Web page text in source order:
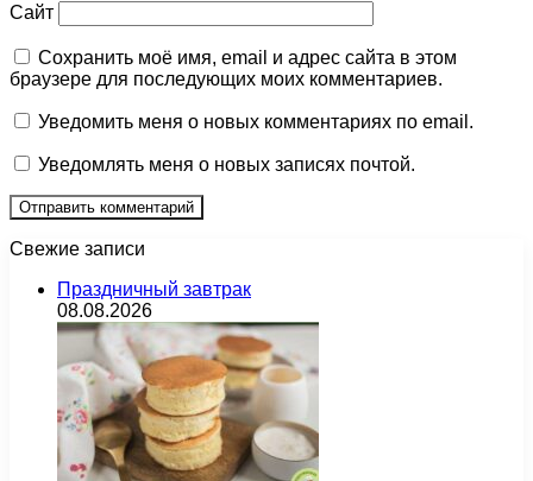
Сайт
Сохранить моё имя, email и адрес сайта в этом
браузере для последующих моих комментариев.
Уведомить меня о новых комментариях по email.
Уведомлять меня о новых записях почтой.
Свежие записи
Праздничный завтрак
08.08.2026